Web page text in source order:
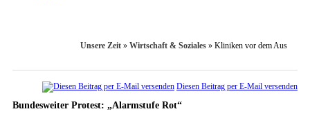
Unsere Zeit » Wirtschaft & Soziales » Kliniken vor dem Aus
Diesen Beitrag per E-Mail versenden
Bundesweiter Protest: „Alarmstufe Rot“